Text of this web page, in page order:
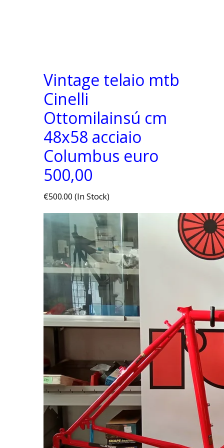
Vintage telaio mtb
Cinelli
Ottomilainsú cm
48x58 acciaio
Columbus euro
500,00
€500.00 (In Stock)